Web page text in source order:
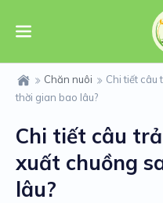
Chăn nuôi
Chi tiết câu
thời gian bao lâu?
Chi tiết câu
xuất chuồng
lâu?